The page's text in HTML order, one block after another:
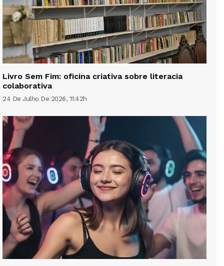
Livro Sem Fim: oficina criativa sobre literacia
colaborativa
24 De Julho De 2026, 11:42h